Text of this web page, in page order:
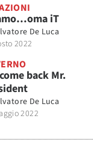
iT
De Luca
2022
back Mr.
De Luca
2022